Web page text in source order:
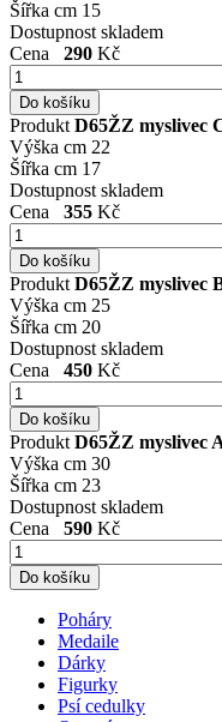
Šířka cm 15
Dostupnost skladem
Cena
290 Kč
Produkt D65ŽZ myslivec
Výška cm 22
Šířka cm 17
Dostupnost skladem
Cena
355 Kč
Produkt D65ŽZ myslivec
Výška cm 25
Šířka cm 20
Dostupnost skladem
Cena
450 Kč
Produkt D65ŽZ myslivec
Výška cm 30
Šířka cm 23
Dostupnost skladem
Cena
590 Kč
Poháry
Medaile
Dárky
Figurky
Psí cedulky